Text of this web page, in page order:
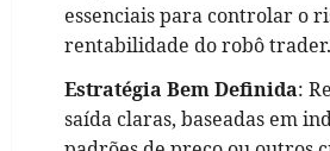
essenciais para controlar o
rentabilidade do robô trader.
Estratégia Bem Definida:
saída claras, baseadas em